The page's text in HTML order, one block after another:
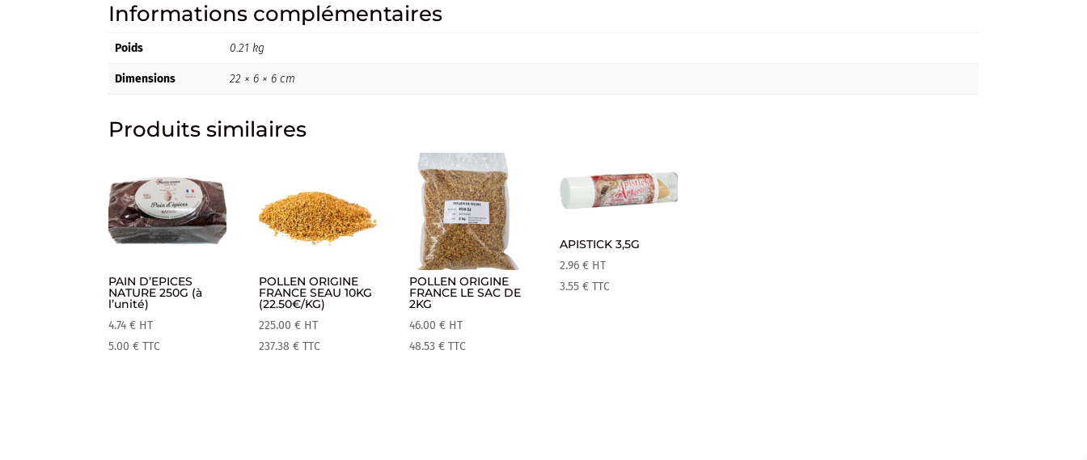
Informations complémentaires
Poids 0.21 kg
Dimensions 22 × 6 × 6 cm
Produits similaires
PAIN D’EPICES
NATURE 250G (à
l’unité)
4.74€ HT
5.00€ TTC
POLLEN ORIGINE
FRANCE SEAU 10KG
(22.50€/KG)
225.00€ HT
237.38€ TTC
POLLEN ORIGINE
FRANCE LE SAC DE
2KG
46.00€ HT
48.53€ TTC
APISTICK 3,5G
2.96€ HT
3.55€ TTC